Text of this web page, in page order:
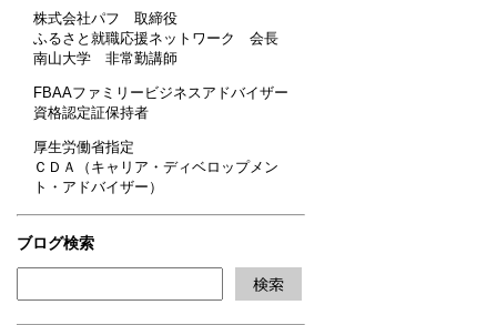
株式会社パフ 取締役
ふるさと就職応援ネットワーク 会長
南山大学 非常勤講師
FBAAファミリービジネスアドバイザー
資格認定証保持者
厚生労働省指定
ＣＤＡ（キャリア・ディベロップメン
ト・アドバイザー）
ブログ検索